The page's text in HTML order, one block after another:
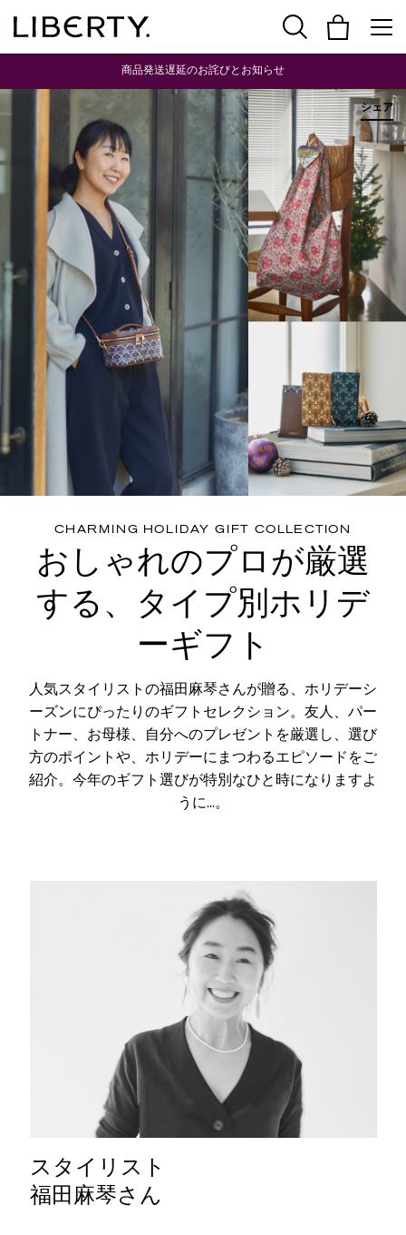
商品発送遅延のお詫びとお知らせ
シェア
CHARMING HOLIDAY GIFT COLLECTION
おしゃれのプロが厳選
する、タイプ別ホリデ
ーギフト
人気スタイリストの福田麻琴さんが贈る、ホリデーシ
ーズンにぴったりのギフトセレクション。友人、パー
トナー、お母様、自分へのプレゼントを厳選し、選び
方のポイントや、ホリデーにまつわるエピソードをご
紹介。今年のギフト選びが特別なひと時になりますよ
うに…。
スタイリスト
福田麻琴さん